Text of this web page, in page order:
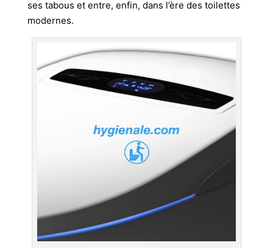
ses tabous et entre, enfin, dans l’ère des toilettes
modernes.